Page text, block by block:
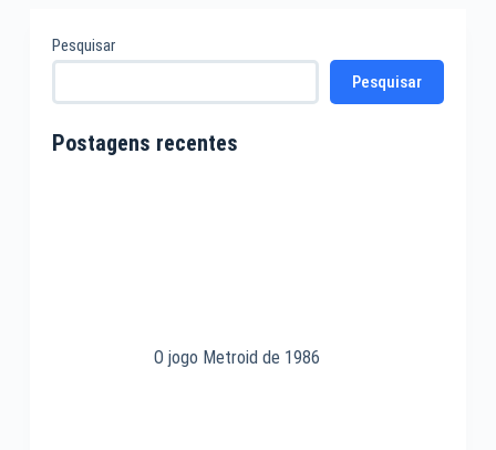
–
Microsistemas
Pesquisar
Pesquisar
Postagens recentes
O jogo Metroid de 1986